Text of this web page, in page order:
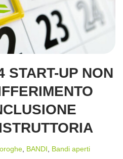
START-UP NON
, BANDI, Bandi aperti